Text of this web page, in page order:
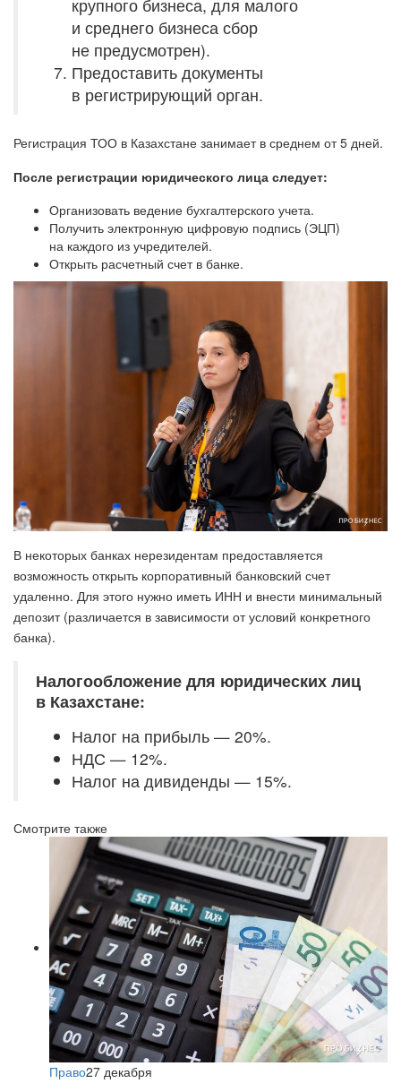
крупного бизнеса, для малого
и среднего бизнеса сбор
не предусмотрен).
Предоставить документы
в регистрирующий орган.
Регистрация ТОО в Казахстане занимает в среднем от 5 дней.
После регистрации юридического лица следует:
Организовать ведение бухгалтерского учета.
Получить электронную цифровую подпись (ЭЦП)
на каждого из учредителей.
Открыть расчетный счет в банке.
В некоторых банках нерезидентам предоставляется
возможность открыть корпоративный банковский счет
удаленно. Для этого нужно иметь ИНН и внести минимальный
депозит (различается в зависимости от условий конкретного
банка).
Налогообложение для юридических лиц
в Казахстане:
Налог на прибыль — 20%.
НДС — 12%.
Налог на дивиденды — 15%.
Смотрите также
Право27 декабря